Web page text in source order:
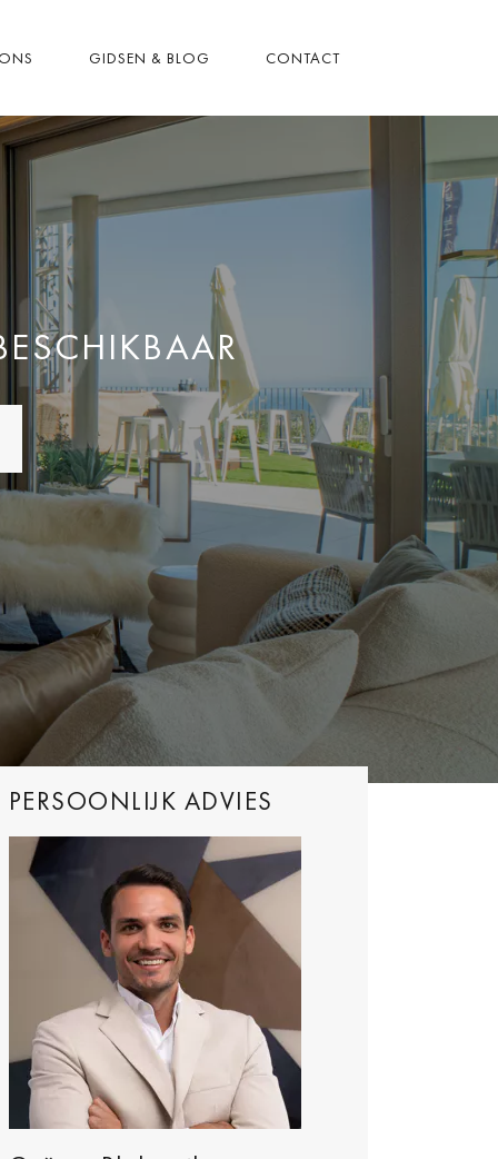
GIDSEN & BLOG CONTACT
PERSOONLIJK ADVIES